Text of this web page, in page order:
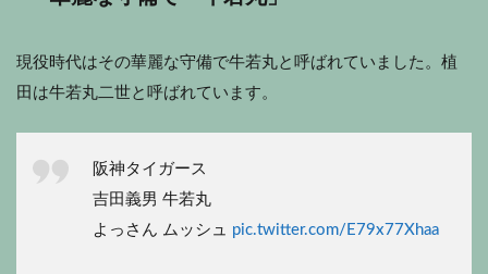
現役時代はその華麗な守備で牛若丸と呼ばれていました。植
田は牛若丸二世と呼ばれています。
阪神タイガース
吉田義男 牛若丸
よっさん ムッシュ pic.twitter.com/E79x77Xhaa